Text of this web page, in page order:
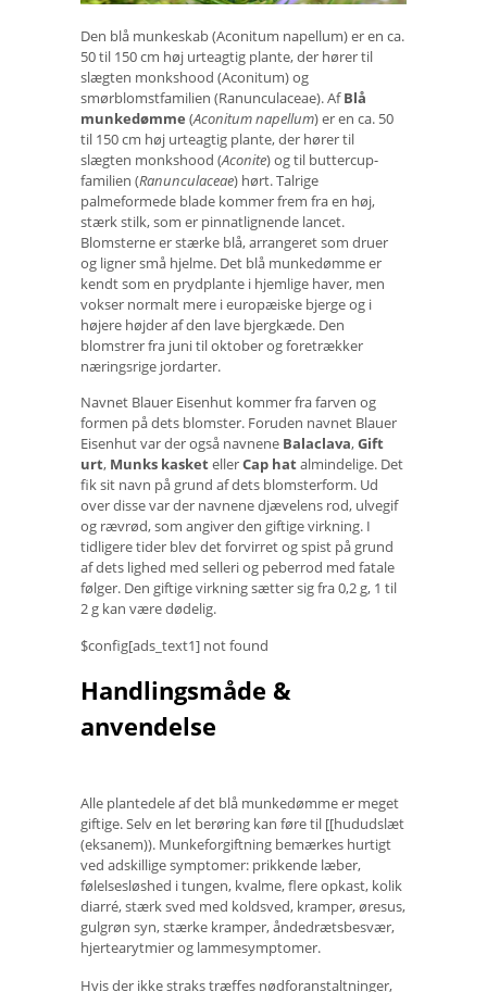
Den blå munkeskab (Aconitum napellum) er en ca.
50 til 150 cm høj urteagtig plante, der hører til
slægten monkshood (Aconitum) og
smørblomstfamilien (Ranunculaceae). AfBlå
munkedømme (Aconitum napellum) er en ca. 50
til 150 cm høj urteagtig plante, der hører til
slægten monkshood (Aconite) og til buttercup-
familien (Ranunculaceae) hørt. Talrige
palmeformede blade kommer frem fra en høj,
stærk stilk, som er pinnatlignende lancet.
Blomsterne er stærke blå, arrangeret som druer
og ligner små hjelme. Det blå munkedømme er
kendt som en prydplante i hjemlige haver, men
vokser normalt mere i europæiske bjerge og i
højere højder af den lave bjergkæde. Den
blomstrer fra juni til oktober og foretrækker
næringsrige jordarter.
Navnet Blauer Eisenhut kommer fra farven og
formen på dets blomster. Foruden navnet Blauer
Eisenhut var der også navnene Balaclava,Gift
urt, Munks kasketellerCap hatalmindelige. Det
fik sit navn på grund af dets blomsterform. Ud
over disse var der navnene djævelens rod, ulvegif
og rævrød, som angiver den giftige virkning. I
tidligere tider blev det forvirret og spist på grund
af dets lighed med selleri og peberrod med fatale
følger. Den giftige virkning sætter sig fra 0,2 g, 1 til
2 g kan være dødelig.
$config[ads_text1] not found
Handlingsmåde &
anvendelse
Alle plantedele af det blå munkedømme er meget
giftige. Selv en let berøring kan føre til [[hududslæt
(eksanem)). Munkeforgiftning bemærkes hurtigt
ved adskillige symptomer: prikkende læber,
følelsesløshed i tungen, kvalme, flere opkast, kolik
diarré, stærk sved med koldsved, kramper, øresus,
gulgrøn syn, stærke kramper, åndedrætsbesvær,
hjertearytmier og lammesymptomer.
Hvis der ikke straks træffes nødforanstaltninger,